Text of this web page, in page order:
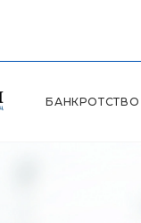
БАНКРОТСТВО